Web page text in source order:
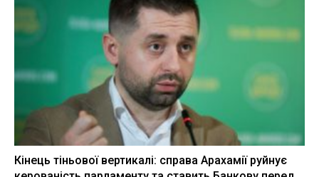
Кінець тіньової вертикалі: справа Арахамії руйнує